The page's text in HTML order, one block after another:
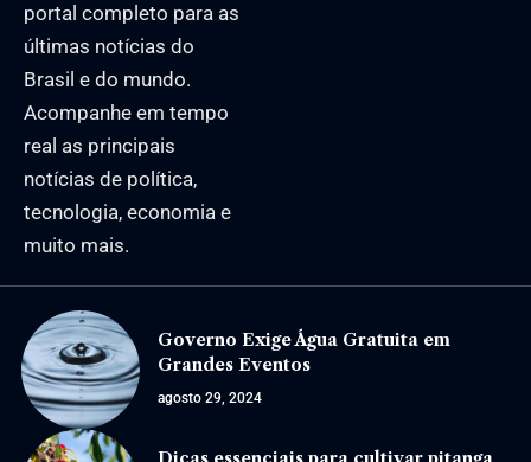
portal completo para as
últimas notícias do
Brasil e do mundo.
Acompanhe em tempo
real as principais
notícias de política,
tecnologia, economia e
muito mais.
Governo Exige Água Gratuita em
Grandes Eventos
agosto 29, 2024